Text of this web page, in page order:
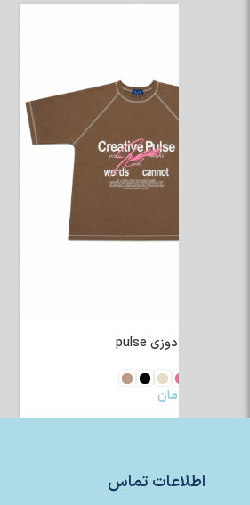
ست وست و شلوار کژوال ترکیبی
اطلاعات تماس